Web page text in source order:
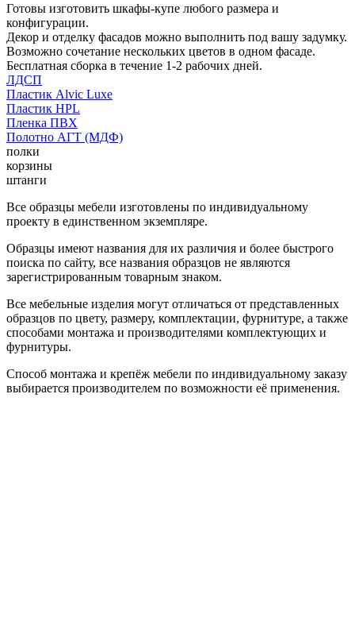
Готовы изготовить шкафы-купе любого размера и
конфигурации.
Декор и отделку фасадов можно выполнить под вашу задумку.
Возможно сочетание нескольких цветов в одном фасаде.
Бесплатная сборка в течение 1-2 рабочих дней.
ЛДСП
Пластик Alvic Luxe
Пластик HPL
Пленка ПВХ
Полотно АГТ (МДФ)
полки
корзины
штанги
Все образцы мебели изготовлены по индивидуальному
проекту в единственном экземпляре.
Образцы имеют названия для их различия и более быстрого
поиска по сайту, все названия образцов не являются
зарегистрированным товарным знаком.
Все мебельные изделия могут отличаться от представленных
образцов по цвету, размеру, комплектации, фурнитуре, а также
способами монтажа и производителями комплектующих и
фурнитуры.
Способ монтажа и крепёж мебели по индивидуальному заказу
выбирается производителем по возможности её применения.